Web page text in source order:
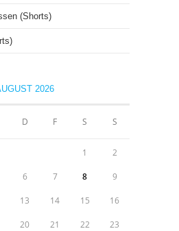
(Shorts)
2026
D F S S
1 2
6 7 8 9
13 14 15 16
20 21 22 23